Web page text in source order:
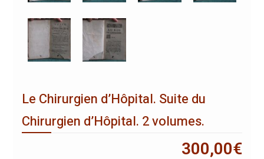
Le Chirurgien d’Hôpital. Suite du
Chirurgien d’Hôpital. 2 volumes.
300,00€